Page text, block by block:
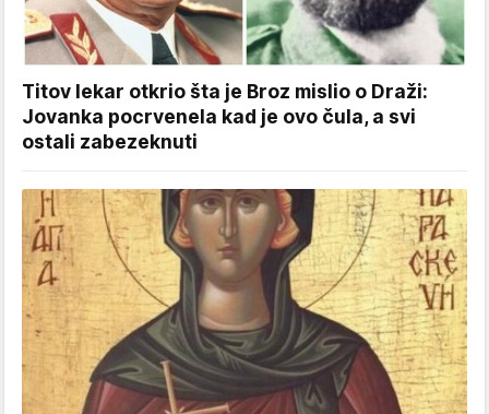
Titov lekar otkrio šta je Broz mislio o Draži:
Jovanka pocrvenela kad je ovo čula, a svi
ostali zabezeknuti